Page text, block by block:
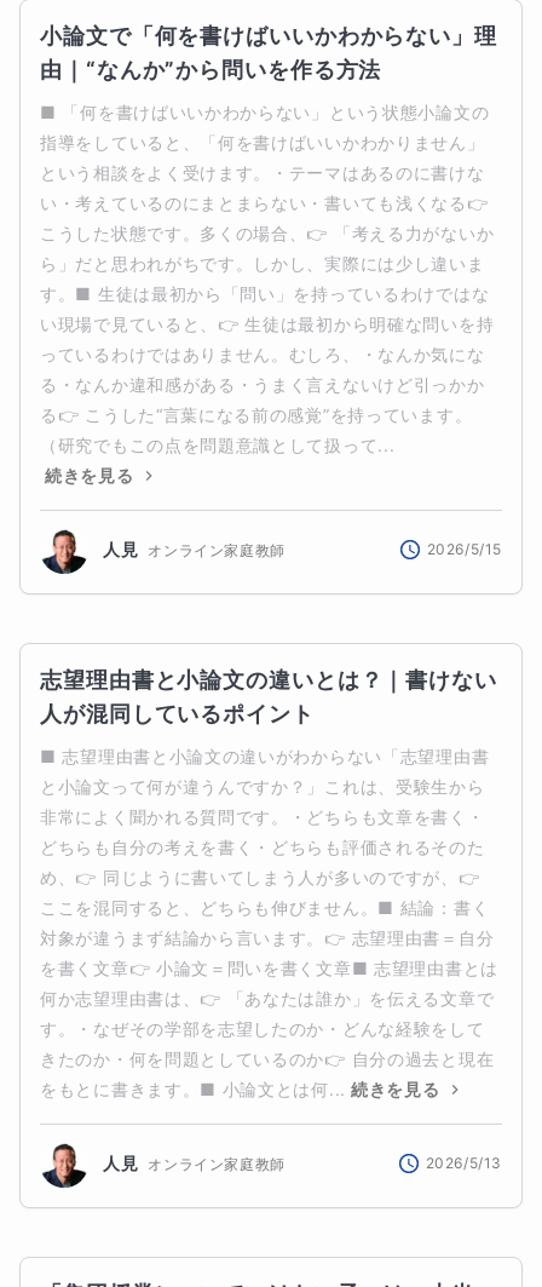
小論文で「何を書けばいいかわからない」理
由｜“なんか”から問いを作る方法
■ 「何を書けばいいかわからない」という状態小論文の
指導をしていると、「何を書けばいいかわかりません」
という相談をよく受けます。・テーマはあるのに書けな
い・考えているのにまとまらない・書いても浅くなる👉
こうした状態です。多くの場合、👉 「考える力がないか
ら」だと思われがちです。しかし、実際には少し違いま
す。■ 生徒は最初から「問い」を持っているわけではな
い現場で見ていると、👉 生徒は最初から明確な問いを持
っているわけではありません。むしろ、・なんか気にな
る・なんか違和感がある・うまく言えないけど引っかか
る👉 こうした“言葉になる前の感覚”を持っています。
（研究でもこの点を問題意識として扱って...
続きを見る
人見 オンライン家庭教師 2026/5/15
志望理由書と小論文の違いとは？｜書けない
人が混同しているポイント
■ 志望理由書と小論文の違いがわからない「志望理由書
と小論文って何が違うんですか？」これは、受験生から
非常によく聞かれる質問です。・どちらも文章を書く・
どちらも自分の考えを書く・どちらも評価されるそのた
め、👉 同じように書いてしまう人が多いのですが、👉
ここを混同すると、どちらも伸びません。■ 結論：書く
対象が違うまず結論から言います。👉 志望理由書＝自分
を書く文章👉 小論文＝問いを書く文章■ 志望理由書とは
何か志望理由書は、👉 「あなたは誰か」を伝える文章で
す。・なぜその学部を志望したのか・どんな経験をして
きたのか・何を問題としているのか👉 自分の過去と現在
をもとに書きます。■ 小論文とは何... 続きを見る
人見 オンライン家庭教師 2026/5/13